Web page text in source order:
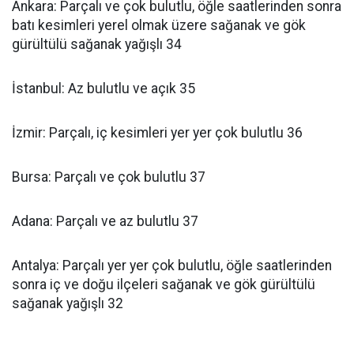
Ankara: Parçalı ve çok bulutlu, öğle saatlerinden sonra
batı kesimleri yerel olmak üzere sağanak ve gök
gürültülü sağanak yağışlı 34
İstanbul: Az bulutlu ve açık 35
İzmir: Parçalı, iç kesimleri yer yer çok bulutlu 36
Bursa: Parçalı ve çok bulutlu 37
Adana: Parçalı ve az bulutlu 37
Antalya: Parçalı yer yer çok bulutlu, öğle saatlerinden
sonra iç ve doğu ilçeleri sağanak ve gök gürültülü
sağanak yağışlı 32